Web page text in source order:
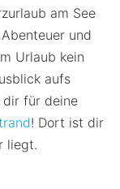
am See
und
Urlaub kein
aufs
dir für deine
! Dort ist dir
liegt.